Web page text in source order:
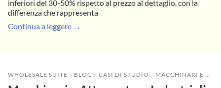
inferiori del 30-50% rispetto al prezzo al dettaglio, con la
differenza che rappresenta
Continua a leggere →
WHOLESALE SUITE » BLOG » CASI DI STUDIO » MACCHINARI E ATTREZZATURE INDUSTRIALI PREZZI ALL'INGROSSO SEMPLIFICATI (KALAMAZOO INDUSTRIES)